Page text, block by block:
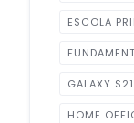
ESCOLA
GALAXY S21
HOME